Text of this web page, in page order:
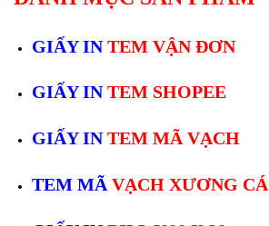
GIẤY INTEM VẬN ĐƠN
GIẤY INTEM SHOPEE
GIẤY INTEM MÃ VẠCH
TEM MÃ VẠCH XƯƠNG CÁ